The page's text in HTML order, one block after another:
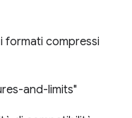
formati compressi
and-limits"